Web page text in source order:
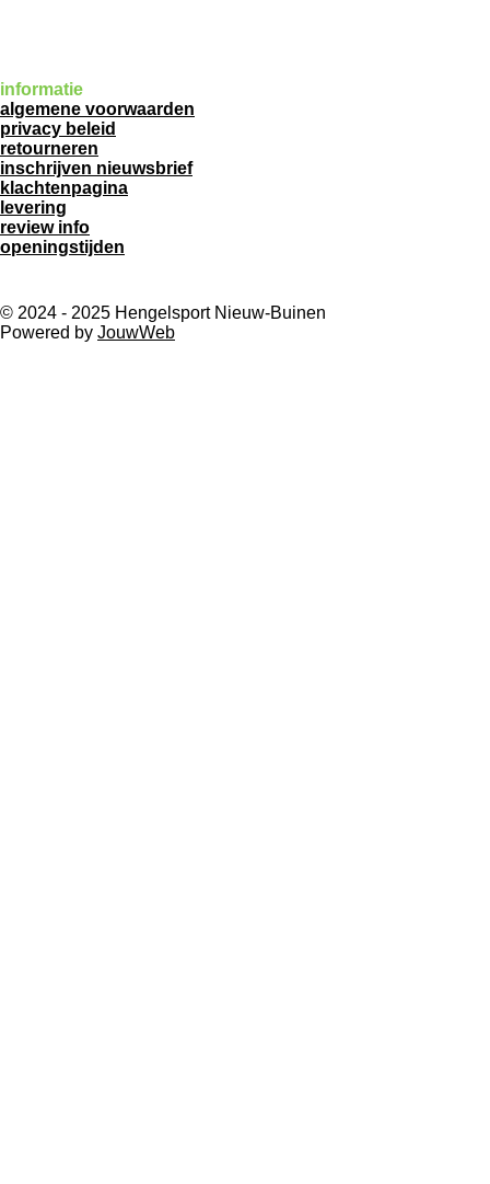
informatie
algemene voorwaarden
privacy beleid
retourneren
inschrijven nieuwsbrief
klachtenpagina
levering
review info
openingstijden
© 2024 - 2025 Hengelsport Nieuw-Buinen
Powered by JouwWeb